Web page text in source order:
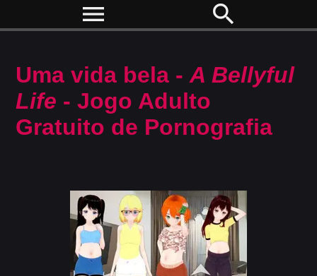
menu search
Uma vida bela -A Bellyful
Life - Jogo Adulto
Gratuito de Pornografia